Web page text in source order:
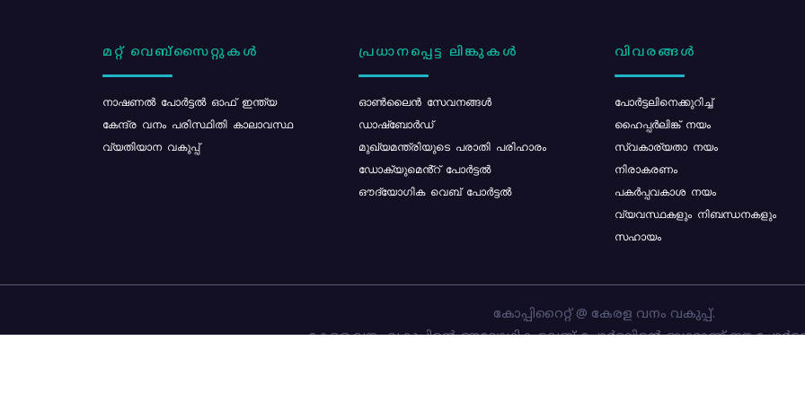
മറ്റ് വെബ്സൈറ്റുകൾ
നാഷണൽ പോർട്ടൽ ഓഫ് ഇന്ത്യ
കേന്ദ്ര വനം പരിസ്ഥിതി കാലാവസ്ഥ
വ്യതിയാന വകുപ്പ്
പ്രധാനപ്പെട്ട ലിങ്കുകൾ
ഓൺലൈൻ സേവനങ്ങൾ
ഡാഷ്ബോർഡ്
മുഖ്യമന്ത്രിയുടെ പരാതി പരിഹാരം
ഡോക്യുമെൻ്റ് പോർട്ടൽ
ഔദ്യോഗിക വെബ് പോർട്ടൽ
വിവരങ്ങൾ
പോര്‍ട്ടലിനെക്കുറിച്ച്
ഹൈപ്പർലിങ്ക് നയം
സ്വകാര്യതാ നയം
നിരാകരണം
പകർപ്പവകാശ നയം
വ്യവസ്ഥകളും നിബന്ധനകളും
സഹായം
കോപ്പിറൈറ്റ് @ കേരള വനം വകുപ്പ്.
കേരള വനം വകുപ്പിന്റെ ഔദ്യോഗിക വെബ്-പോർട്ടലിന്റെ ഭാഗമാണ് ഈ